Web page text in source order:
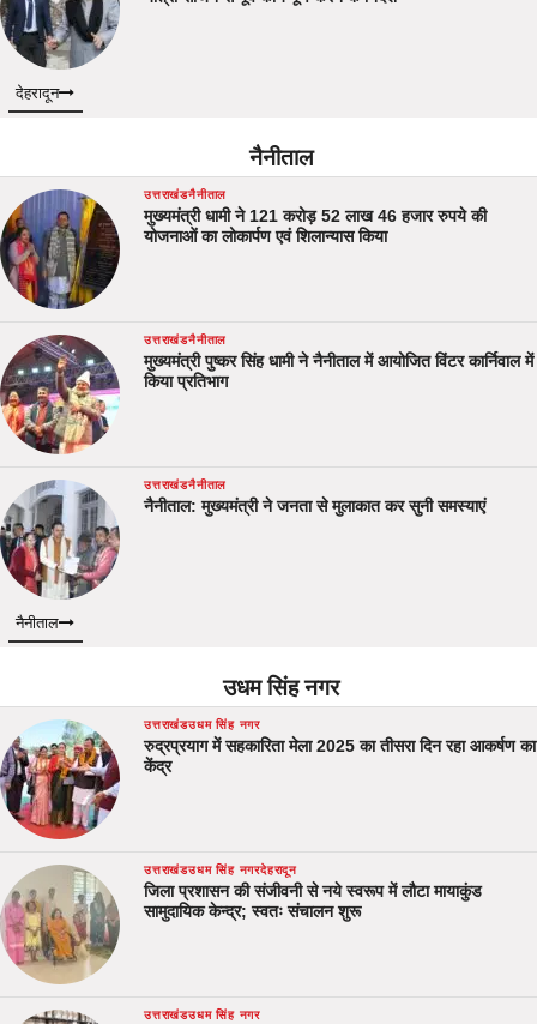
देहरादून
नैनीताल
उत्तराखंडनैनीताल
मुख्यमंत्री धामी ने 121 करोड़ 52 लाख 46 हजार रुपये की
योजनाओं का लोकार्पण एवं शिलान्यास किया
उत्तराखंडनैनीताल
मुख्यमंत्री पुष्कर सिंह धामी ने नैनीताल में आयोजित विंटर कार्निवाल में
किया प्रतिभाग
उत्तराखंडनैनीताल
नैनीताल: मुख्यमंत्री ने जनता से मुलाकात कर सुनी समस्याएं
नैनीताल
उधम सिंह नगर
उत्तराखंडउधम सिंह नगर
रुद्रप्रयाग में सहकारिता मेला 2025 का तीसरा दिन रहा आकर्षण का
केंद्र
उत्तराखंडउधम सिंह नगरदेहरादून
जिला प्रशासन की संजीवनी से नये स्वरूप में लौटा मायाकुंड
सामुदायिक केन्द्र; स्वतः संचालन शुरू
उत्तराखंडउधम सिंह नगर